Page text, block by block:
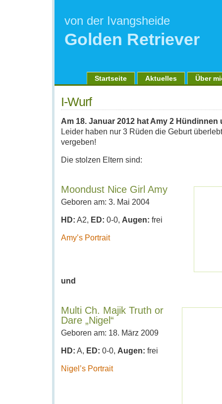
von der Ivangsheide
Golden Retriever
Startseite Aktuelles Über
I-Wurf
Am 18. Januar 2012 hat Amy 2
Leider haben nur 3 Rüden die Geburt
vergeben!
Die stolzen Eltern sind:
Moondust Nice Girl Amy
Geboren am: 3. Mai 2004
HD: A2, ED: 0-0, Augen: frei
Amy’s Portrait
und
Multi Ch. Majik Truth or
Dare „Nigel“
Geboren am: 18. März 2009
HD: A, ED: 0-0, Augen: frei
Nigel’s Portrait